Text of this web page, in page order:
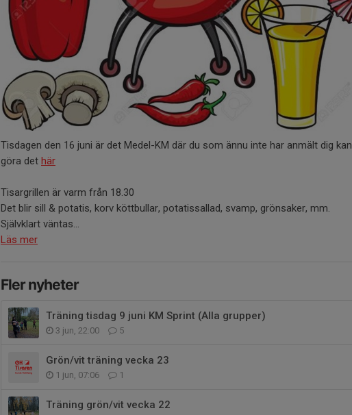
Tisdagen den 16 juni är det Medel-KM där du som ännu inte har anmält dig kan
göra det här
Tisargrillen är varm från 18.30
Det blir sill & potatis, korv köttbullar, potatissallad, svamp, grönsaker, mm.
Självklart väntas...
Läs mer
Fler nyheter
Träning tisdag 9 juni KM Sprint (Alla grupper)
3 jun, 22:00 5
Grön/vit träning vecka 23
1 jun, 07:06 1
Träning grön/vit vecka 22